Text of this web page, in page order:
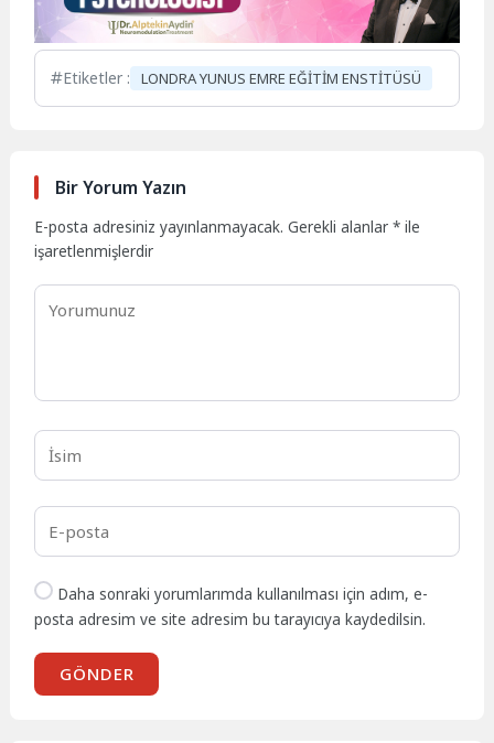
Etiketler : LONDRA YUNUS EMRE EĞİTİM ENSTİTÜSÜ
Bir Yorum Yazın
E-posta adresiniz yayınlanmayacak. Gerekli alanlar* ile
işaretlenmişlerdir
Daha sonraki yorumlarımda kullanılması için adım, e-
posta adresim ve site adresim bu tarayıcıya kaydedilsin.
GÖNDER